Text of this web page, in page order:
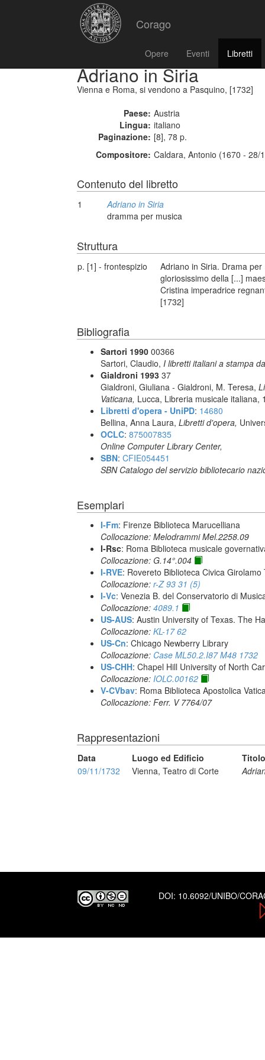
Corago
Opere Eventi Libretti
Adriano in Siria
Vienna e Roma, si vendono a Pasquino, [1732]
Paese: Austria
Lingua: italiano
Paginazione: [8], 78 p.
Compositore: Caldara, Antonio (1670 - 28/
Contenuto del libretto
1
Adriano in Siria
dramma per musica
Struttura
p. [1] - frontespizio
Adriano in Siria. Drama
gloriosissimo della [...]
Cristina imperadrice
[1732]
Bibliografia
Sartori 1990 00366
Sartori, Claudio, I libretti italiani a stampa
Gialdroni 1993 37
Gialdroni, Giuliana - Gialdroni, M. Teresa,
Vaticana, Lucca, Libreria musicale italiana,
Libretti d'opera - UniPD: 14680
Bellina, Anna Laura, Libretti d'opera,
OCLC: 875007835
Online Computer Library Center,
SBN: CFIE054451
SBN Catalogo del servizio bibliotecario
Esemplari
I-Fm: Firenze Biblioteca Marucelliana
Collocazione: Melodrammi Mel.2258.09
I-Rsc: Roma Biblioteca musicale
Collocazione: G.14°.004
I-RVE: Rovereto Biblioteca Civica Girolamo
Collocazione: r-Z 93 31 (5)
I-Vc: Venezia B. del Conservatorio di
Collocazione: 4089.1
US-AUS: Austin University of Texas. The
Collocazione: KL-17 62
US-Cn: Chicago Newberry Library
Collocazione: Case ML50.2.I87 M48 1732
US-CHH: Chapel Hill University of North
Collocazione: IOLC.00162
V-CVbav: Roma Biblioteca Apostolica
Collocazione: Ferr. V 7764/07
Rappresentazioni
Data Luogo ed Edificio
Titolo
09/11/1732
Vienna, Teatro di Corte
DOI: 10.6092/UNIBO/